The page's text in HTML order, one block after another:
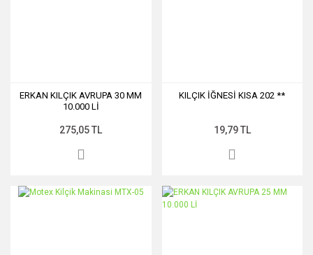
ERKAN KILÇIK AVRUPA 30 MM
10.000 Lİ
275,05 TL
KILÇIK İĞNESİ KISA 202 **
19,79 TL